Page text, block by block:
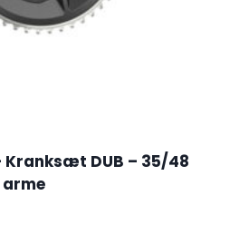
Kranksæt DUB – 35/48
arme